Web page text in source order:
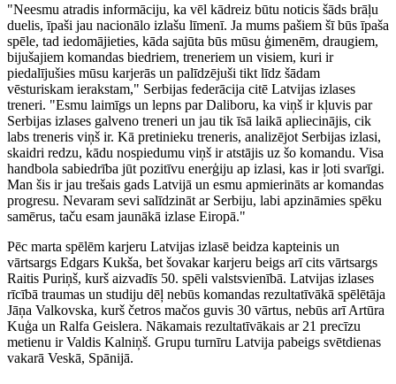
"Neesmu atradis informāciju, ka vēl kādreiz būtu noticis šāds brāļu
duelis, īpaši jau nacionālo izlašu līmenī. Ja mums pašiem šī būs īpaša
spēle, tad iedomājieties, kāda sajūta būs mūsu ģimenēm, draugiem,
bijušajiem komandas biedriem, treneriem un visiem, kuri ir
piedalījušies mūsu karjerās un palīdzējuši tikt līdz šādam
vēsturiskam ierakstam," Serbijas federācija citē Latvijas izlases
treneri. "Esmu laimīgs un lepns par Daliboru, ka viņš ir kļuvis par
Serbijas izlases galveno treneri un jau tik īsā laikā apliecinājis, cik
labs treneris viņš ir. Kā pretinieku treneris, analizējot Serbijas izlasi,
skaidri redzu, kādu nospiedumu viņš ir atstājis uz šo komandu. Visa
handbola sabiedrība jūt pozitīvu enerģiju ap izlasi, kas ir ļoti svarīgi.
Man šis ir jau trešais gads Latvijā un esmu apmierināts ar komandas
progresu. Nevaram sevi salīdzināt ar Serbiju, labi apzināmies spēku
samērus, taču esam jaunākā izlase Eiropā."
Pēc marta spēlēm karjeru Latvijas izlasē beidza kapteinis un
vārtsargs Edgars Kukša, bet šovakar karjeru beigs arī cits vārtsargs
Raitis Puriņš, kurš aizvadīs 50. spēli valstsvienībā. Latvijas izlases
rīcībā traumas un studiju dēļ nebūs komandas rezultatīvākā spēlētāja
Jāņa Valkovska, kurš četros mačos guvis 30 vārtus, nebūs arī Artūra
Kuģa un Ralfa Geislera. Nākamais rezultatīvākais ar 21 precīzu
metienu ir Valdis Kalniņš. Grupu turnīru Latvija pabeigs svētdienas
vakarā Veskā, Spānijā.